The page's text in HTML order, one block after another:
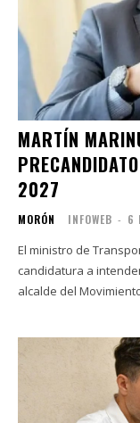
MARTÍN
2027
MORÓN INFOWEB - 6
El ministro de
candidatura a
alcalde del